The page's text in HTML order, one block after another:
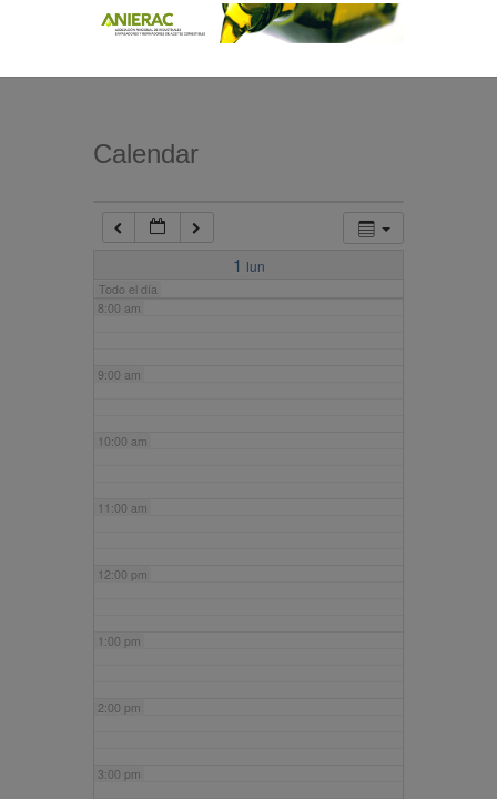
Calendar
1 lun
Todo el día
7:00 am
8:00 am
9:00 am
10:00 am
11:00 am
12:00 pm
1:00 pm
2:00 pm
3:00 pm